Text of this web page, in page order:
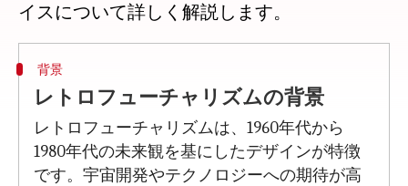
背景
レトロフューチャリズムの背景
レトロフューチャリズムは、1960年代から
1980年代の未来観を基にしたデザインが特徴
です。宇宙開発やテクノロジーへの期待が高